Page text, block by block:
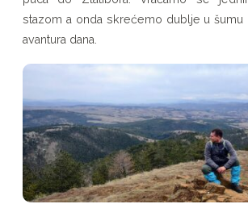
stazom a onda skrećemo dublje u šumu
avantura dana.